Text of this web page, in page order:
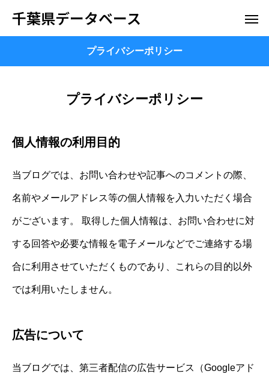
千葉県データベース
プライバシーポリシー
プライバシーポリシー
個人情報の利用目的
当ブログでは、お問い合わせや記事へのコメントの際、
名前やメールアドレス等の個人情報を入力いただく場合
がございます。 取得した個人情報は、お問い合わせに対
する回答や必要な情報を電子メールなどでご連絡する場
合に利用させていただくものであり、これらの目的以外
では利用いたしません。
広告について
当ブログでは、第三者配信の広告サービス（Googleアド